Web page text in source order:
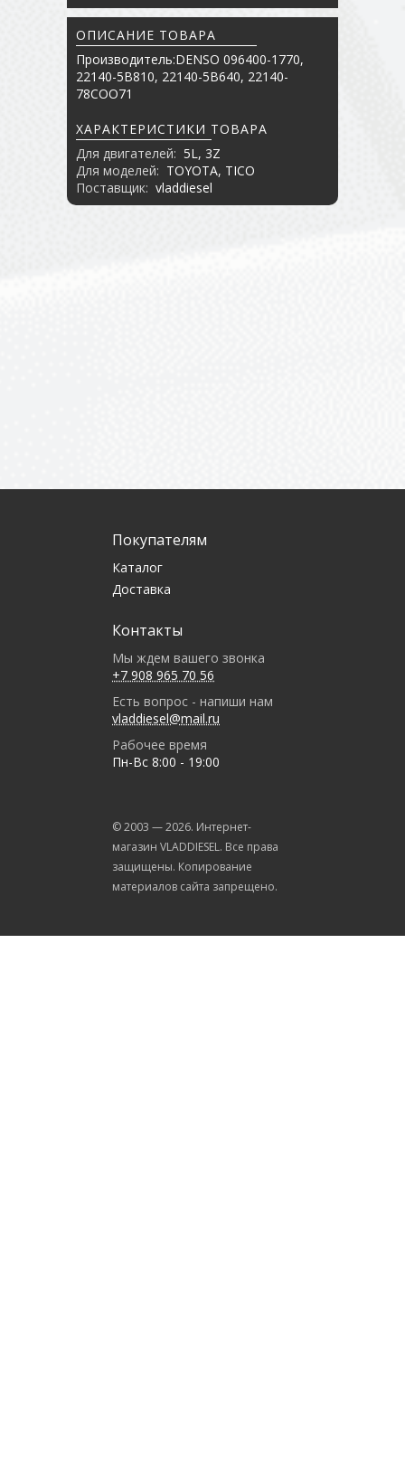
ОПИСАНИЕ ТОВАРА
Производитель:DENSO 096400-1770,
22140-5B810, 22140-5B640, 22140-
78COO71
ХАРАКТЕРИСТИКИ ТОВАРА
Для двигателей: 5L, 3Z
Для моделей: TOYOTA, TICO
Поставщик: vladdiesel
Покупателям
Каталог
Доставка
Контакты
Мы ждем вашего звонка
+7 908 965 70 56
Есть вопрос - напиши нам
vladdiesel@mail.ru
Рабочее время
Пн-Вс 8:00 - 19:00
© 2003 —2026. Интернет-
магазин VLADDIESEL. Все права
защищены. Копирование
материалов сайта запрещено.